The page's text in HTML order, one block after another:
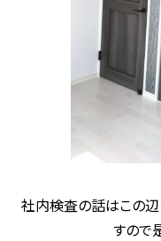
社内検査の話はこの辺
すので